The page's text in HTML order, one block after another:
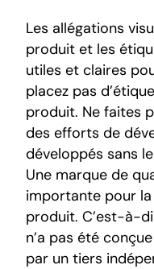
Les allégations
produit et les
utiles et claires
placez pas
produit. Ne faites
des efforts de
développés sans
Une marque de
importante pour
produit. C’est-à-
n’a pas été
par un tiers